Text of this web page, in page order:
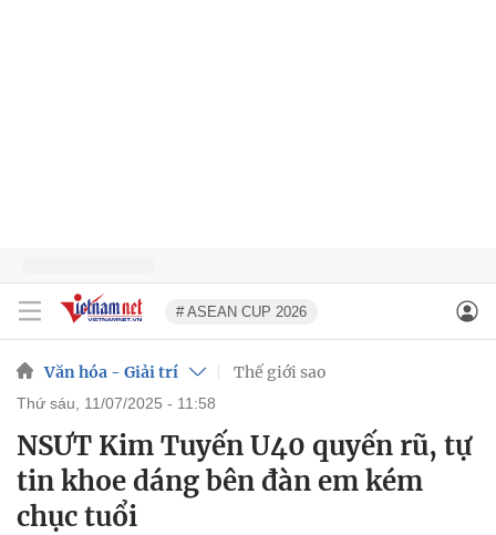
# ASEAN CUP 2026
Văn hóa - Giải trí Thế giới sao
thứ sáu, 11/07/2025 - 11:58
NSƯT Kim Tuyến U40 quyến rũ, tự
tin khoe dáng bên đàn em kém
chục tuổi